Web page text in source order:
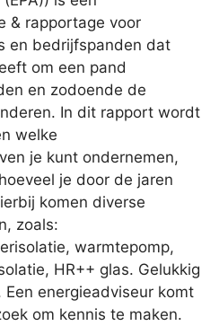
& rapportage voor
en bedrijfspanden dat
om een pand
en zodoende de
In dit rapport wordt
welke
je kunt ondernemen,
je door de jaren
komen diverse
zoals:
warmtepomp,
HR++ glas. Gelukkig
energieadviseur komt
om kennis te maken.